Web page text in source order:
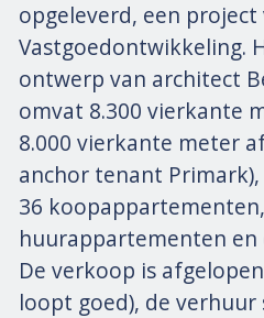
opgeleverd, een project
Vastgoedontwikkeling.
ontwerp van architect
omvat 8.300 vierkante
8.000 vierkante meter
anchor tenant
36
huurappartementen
De verkoop is
loopt goed), de